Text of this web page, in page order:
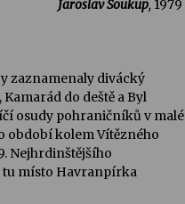
Jaroslav Soukup, 1979
zaznamenaly divácký
do deště a Byl
osudy pohraničníků v malé
období kolem Vítězného
Nejhrdinštějšího
tu místo Havranpírka